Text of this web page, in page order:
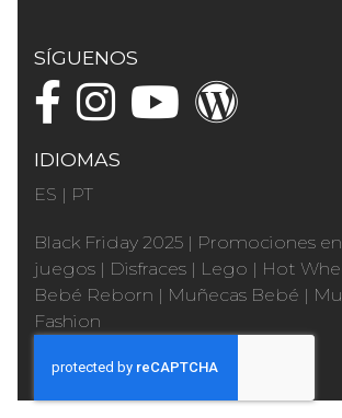
SÍGUENOS
IDIOMAS
ES | PT
Black Friday 2025 | Promociones
juegos | Disfraces | Lego | Hot
Bebé Reborn | Muñecas Bebé |
Fashion